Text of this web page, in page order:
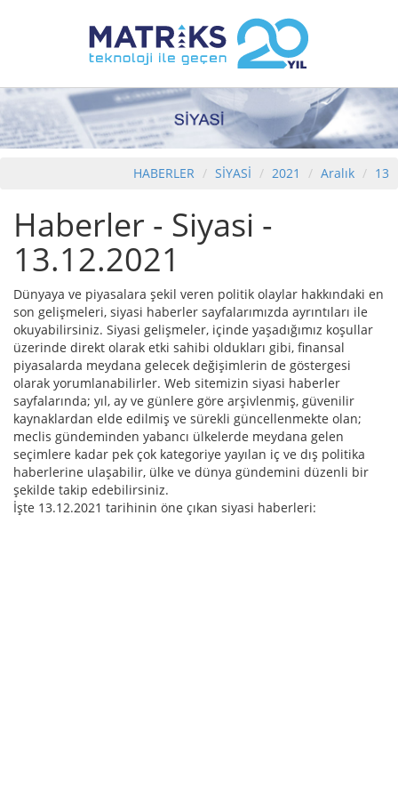
HABERLER SİYASİ 2021 Aralık 13
Haberler - Siyasi -
13.12.2021
Dünyaya ve piyasalara şekil veren politik olaylar hakkındaki en
son gelişmeleri, siyasi haberler sayfalarımızda ayrıntıları ile
okuyabilirsiniz. Siyasi gelişmeler, içinde yaşadığımız koşullar
üzerinde direkt olarak etki sahibi oldukları gibi, finansal
piyasalarda meydana gelecek değişimlerin de göstergesi
olarak yorumlanabilirler. Web sitemizin siyasi haberler
sayfalarında; yıl, ay ve günlere göre arşivlenmiş, güvenilir
kaynaklardan elde edilmiş ve sürekli güncellenmekte olan;
meclis gündeminden yabancı ülkelerde meydana gelen
seçimlere kadar pek çok kategoriye yayılan iç ve dış politika
haberlerine ulaşabilir, ülke ve dünya gündemini düzenli bir
şekilde takip edebilirsiniz.
İşte 13.12.2021 tarihinin öne çıkan siyasi haberleri: